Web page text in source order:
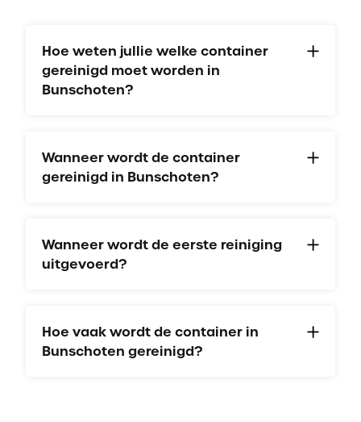
Hoe weten jullie welke container
gereinigd moet worden in
Bunschoten?
Wanneer wordt de container
gereinigd in Bunschoten?
Wanneer wordt de eerste reiniging
uitgevoerd?
Hoe vaak wordt de container in
Bunschoten gereinigd?